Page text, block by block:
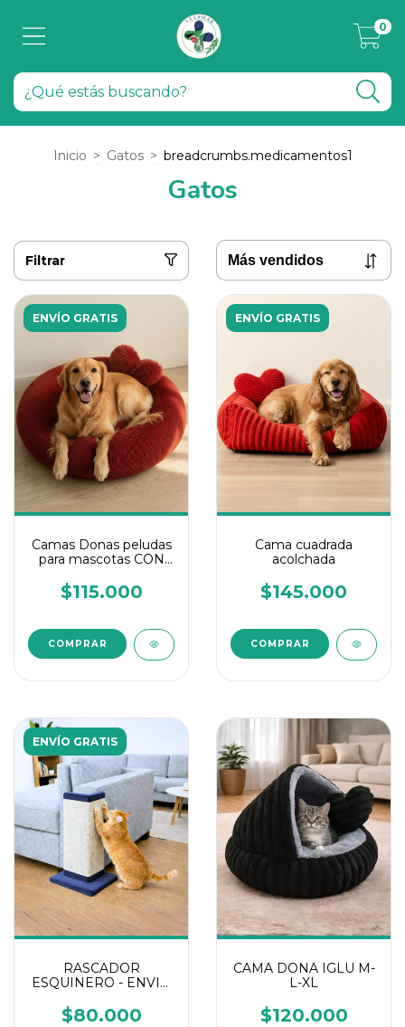
0
Inicio > Gatos > breadcrumbs.medicamentos1
Gatos
Filtrar
ENVÍO GRATIS
Camas Donas peludas
para mascotas CON
$115.000
COMPRAR
ENVÍO GRATIS
Cama cuadrada
acolchada
$145.000
COMPRAR
ENVÍO GRATIS
RASCADOR
ESQUINERO - ENVIO
$80.000
CAMA DONA IGLU M-
L-XL
$120.000